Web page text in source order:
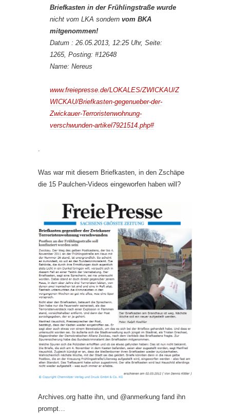
Briefkasten in der Frühlingstraße wurde
nicht vom LKA sondern vom BKA
mitgenommen!
Datum : 26.05.2013, 12:25 Uhr, Seite:
1265, Posting: #12648
Name: Nereus
www.freiepresse.de/LOKALES/ZWICKAU/Z
WICKAU/Briefkasten-gegenueber-der-
Zwickauer-Terroristenwohnung-
verschwunden-artikel7921514.php#
Was war mit diesem Briefkasten, in den Zschäpe
die 15 Paulchen-Videos eingeworfen haben will?
Archives.org hatte ihn, und @anmerkung fand ihn
prompt…